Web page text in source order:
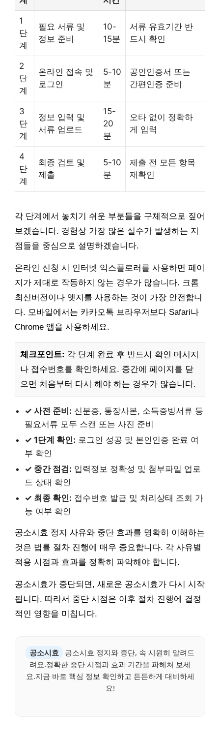
1
단
계
필요 서류 및
정보 준비
10-
15분
서류 유효기간 반
드시 확인
2
단
계
온라인 접속 및
로그인
5-10
분
공인인증서 또는
간편인증 준비
3
단
계
정보 입력 및
서류 업로드
15-
20
분
오타 없이 정확하
게 입력
4
단
계
최종 검토 및
제출
5-10
분
제출 전 모든 항목
재확인
각 단계에서 놓치기 쉬운 부분들을 구체적으로 짚어
보겠습니다. 경험상 가장 많은 실수가 발생하는 지
점들을 중심으로 설명하겠습니다.
온라인 신청 시 인터넷 익스플로러를 사용하면 페이
지가 제대로 작동하지 않는 경우가 많습니다. 크롬
최신버전이나 엣지를 사용하는 것이 가장 안전합니
다. 모바일에서는 카카오톡 브라우저보다 Safari나
Chrome 앱을 사용하세요.
체크포인트: 각 단계 완료 후 반드시 확인 메시지
나 접수번호를 확인하세요. 중간에 페이지를 닫
으면 처음부터 다시 해야 하는 경우가 많습니다.
✓ 사전 준비: 신분증, 통장사본, 소득증빙서류 등
필요서류 모두 스캔 또는 사진 준비
✓ 1단계 확인: 로그인 성공 및 본인인증 완료 여
부 확인
✓ 중간 점검: 입력정보 정확성 및 첨부파일 업로
드 상태 확인
✓ 최종 확인: 접수번호 발급 및 처리상태 조회 가
능 여부 확인
공소시효 정지 사유와 중단 효과를 명확히 이해하는
것은 법률 절차 진행에 매우 중요합니다. 각 사유별
적용 시점과 효과를 정확히 파악해야 합니다.
공소시효가 중단되면, 새로운 공소시효가 다시 시작
됩니다. 따라서 중단 시점은 이후 절차 진행에 결정
적인 영향을 미칩니다.
공소시효
공소시효 정지와 중단, 속 시원히 알려드
려요.정확한 중단 시점과 효과 기간을 파헤쳐 보세
요.지금 바로 핵심 정보 확인하고 든든하게 대비하세
요!